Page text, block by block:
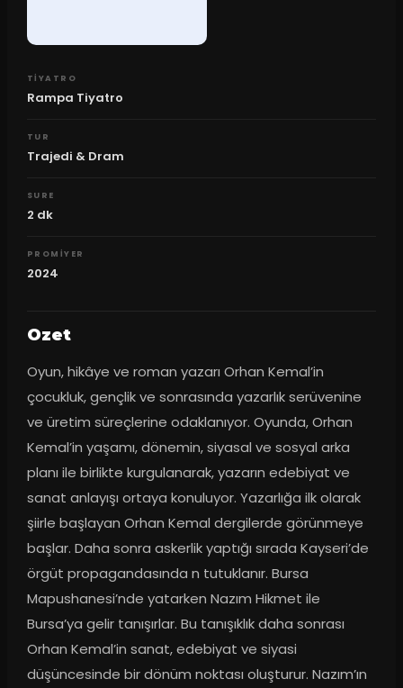
TIYATRO
Rampa Tiyatro
TUR
Trajedi & Dram
SURE
2 dk
PROMIYER
2024
Ozet
Oyun, hikâye ve roman yazarı Orhan Kemal’in
çocukluk, gençlik ve sonrasında yazarlık serüvenine
ve üretim süreçlerine odaklanıyor. Oyunda, Orhan
Kemal’in yaşamı, dönemin, siyasal ve sosyal arka
planı ile birlikte kurgulanarak, yazarın edebiyat ve
sanat anlayışı ortaya konuluyor. Yazarlığa ilk olarak
şiirle başlayan Orhan Kemal dergilerde görünmeye
başlar. Daha sonra askerlik yaptığı sırada Kayseri’de
örgüt propagandasında n tutuklanır. Bursa
Mapushanesi’nde yatarken Nazım Hikmet ile
Bursa’ya gelir tanışırlar. Bu tanışıklık daha sonrası
Orhan Kemal’in sanat, edebiyat ve siyasi
düşüncesinde bir dönüm noktası oluşturur. Nazım’ın